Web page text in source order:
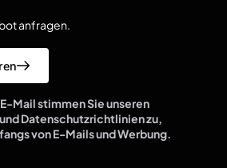
anfragen.
Mail stimmen Sie unseren
Datenschutzrichtlinien zu,
von E-Mails und Werbung.